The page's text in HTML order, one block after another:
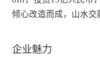
倾心改造而成，山水
企业魅力